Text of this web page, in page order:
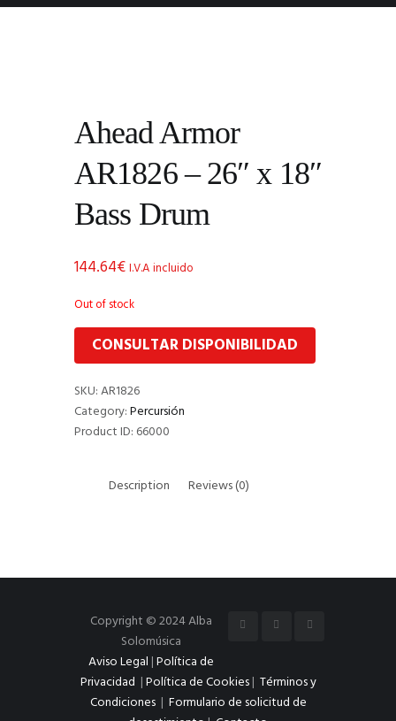
Ahead Armor
AR1826 – 26″ x 18″
Bass Drum
144.64€I.V.A incluido
Out of stock
CONSULTAR DISPONIBILIDAD
SKU:AR1826
Category:Percursión
Product ID: 66000
Description Reviews (0)
Copyright © 2024 Alba
Solomúsica
Aviso Legal |Política de
Privacidad |Política de Cookies| Términos y
Condiciones | Formulario de solicitud de